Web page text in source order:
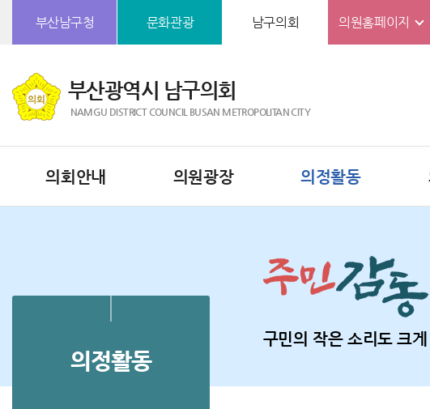
부산남구청
문화관광 남구의회 의원홈페이지
부산광역시 남구의회
NAMGU DISTRICT COUNCIL BUSAN METROPOLITAN CITY
의회안내 의원광장 의정활동
구민의 작은 소리도 크
의정활동